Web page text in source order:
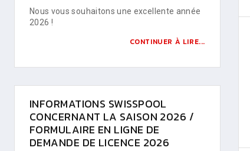
Nous vous souhaitons une excellente année
2026 !
CONTINUER À LIRE...
INFORMATIONS SWISSPOOL
CONCERNANT LA SAISON 2026 /
FORMULAIRE EN LIGNE DE
DEMANDE DE LICENCE 2026